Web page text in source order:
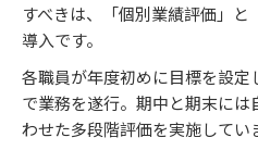
すべきは、「個別業績評価」
導入です。
各職員が年度初めに目標を設
で業務を遂行。期中と期末に
わせた多段階評価を実施してい